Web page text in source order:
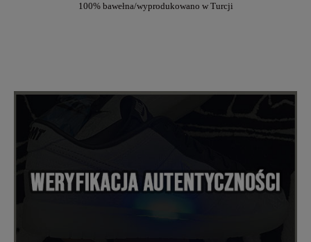
100% bawełna/wyprodukowano w Turcji